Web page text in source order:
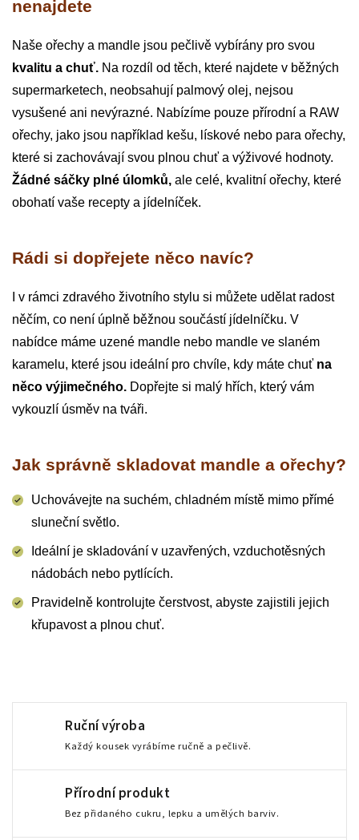
nenajdete
Naše ořechy a mandle jsou pečlivě vybírány pro svou
kvalitu a chuť. Na rozdíl od těch, které najdete v běžných
supermarketech, neobsahují palmový olej, nejsou
vysušené ani nevýrazné. Nabízíme pouze přírodní a RAW
ořechy, jako jsou například kešu, lískové nebo para ořechy,
které si zachovávají svou plnou chuť a výživové hodnoty.
Žádné sáčky plné úlomků, ale celé, kvalitní ořechy, které
obohatí vaše recepty a jídelníček.
Rádi si dopřejete něco navíc?
I v rámci zdravého životního stylu si můžete udělat radost
něčím, co není úplně běžnou součástí jídelníčku. V
nabídce máme uzené mandle nebo mandle ve slaném
karamelu, které jsou ideální pro chvíle, kdy máte chuť na
něco výjimečného. Dopřejte si malý hřích, který vám
vykouzlí úsměv na tváři.
Jak správně skladovat mandle a ořechy?
Uchovávejte na suchém, chladném místě mimo přímé
sluneční světlo.
Ideální je skladování v uzavřených, vzduchotěsných
nádobách nebo pytlících.
Pravidelně kontrolujte čerstvost, abyste zajistili jejich
křupavost a plnou chuť.
Ruční výroba
Každý kousek vyrábíme ručně a pečlivě.
Přírodní produkt
Bez přidaného cukru, lepku a umělých barviv.